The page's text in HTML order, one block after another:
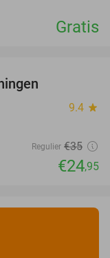
Gratis
9.4 star
Regulier €35
€24,95